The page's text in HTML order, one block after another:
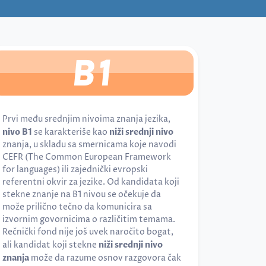
B1
Prvi među srednjim nivoima znanja jezika,
nivo B1 se karakteriše kao niži srednji nivo
znanja, u skladu sa smernicama koje navodi
CEFR (The Common European Framework
for languages) ili zajednički evropski
referentni okvir za jezike. Od kandidata koji
stekne znanje na B1 nivou se očekuje da
može prilično tečno da komunicira sa
izvornim govornicima o različitim temama.
Rečnički fond nije još uvek naročito bogat,
ali kandidat koji stekne niži srednji nivo
znanjamože da razume osnov razgovora čak